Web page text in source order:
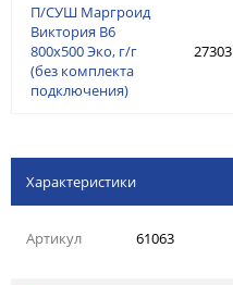
П/СУШ Маргроид
Виктория В6
800х500 Эко, г/г
(без комплекта
подключения)
27303
Характеристики
Артикул 61063